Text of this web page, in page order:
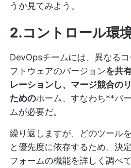
うか見てみよう。
2.コントロール環
DevOpsチームには、異なる
フトウェアのバージョンを共
レーションし、マージ競合の
ためのホーム、すなわち**バ
ムが必要だ。
繰り返しますが、どのツール
と優先度に依存するため、決
フォームの機能を詳しく調べ